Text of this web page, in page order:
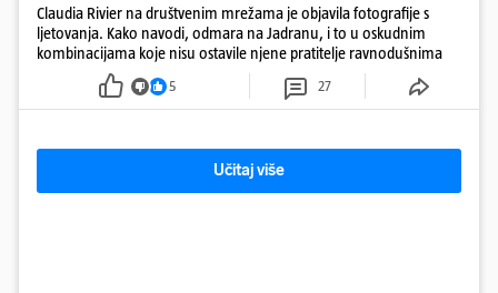
Claudia Rivier na društvenim mrežama je objavila fotografije s
ljetovanja. Kako navodi, odmara na Jadranu, i to u oskudnim
kombinacijama koje nisu ostavile njene pratitelje ravnodušnima
5 27
Učitaj više